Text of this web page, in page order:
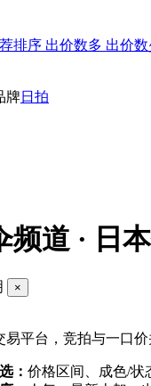
排序 出价数多 出价
牌日拍
频道 · 日
×
易平台，竞拍与一口
： 价格区间、成色/状